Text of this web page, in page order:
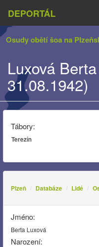
DEPORTÁL
Osudy obětí šoa na
Luxová
31.08.1942)
Tábory:
Terezín
Plzeň Databáze Lidé
Jméno:
Berta Luxová
Narození: